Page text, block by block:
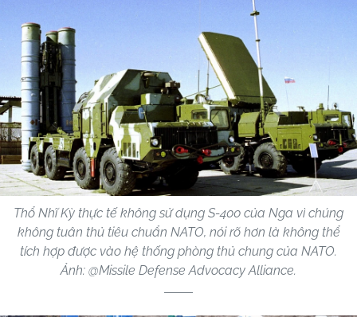
Thổ Nhĩ Kỳ thực tế không sử dụng S-400 của Nga vì chúng
không tuân thủ tiêu chuẩn NATO, nói rõ hơn là không thể
tích hợp được vào hệ thống phòng thủ chung của NATO.
Ảnh: @Missile Defense Advocacy Alliance.